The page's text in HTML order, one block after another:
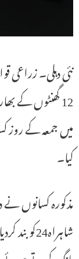
نئی دہلی۔ زراعی
12 گھنٹوں کے
میں جمعہ کے روز
کیا۔
مذکورہ کسانوں